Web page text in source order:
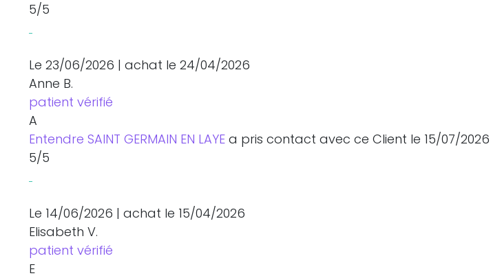
5/5
Le 23/06/2026 | achat le 24/04/2026
Anne B.
patient vérifié
A
Entendre SAINT GERMAIN EN LAYE a pris contact avec ce Client le 15/07/2026
5/5
Le 14/06/2026 | achat le 15/04/2026
Elisabeth V.
patient vérifié
E